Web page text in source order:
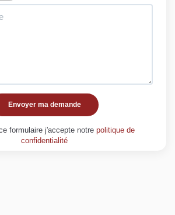
Envoyer ma demande
formulaire j'accepte notre politique de
confidentialité